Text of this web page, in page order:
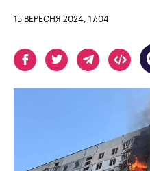
15 ВЕРЕСНЯ 2024, 17:04